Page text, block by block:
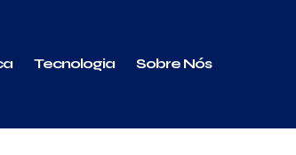
Tecnologia Sobre Nós